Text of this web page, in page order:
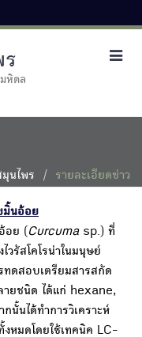
ร
หิดล
มุนไพร รายละเอียดข่าว
มิ้นอ้อย
อย (Curcumasp.) ที่
วรัสโคโรน่าในมนุษย์
ดสอบเตรียมสารสกัด
ายชนิด ได้แก่ hexane,
นได้ทำการวิเคราะห์
หมดโดยใช้เทคนิค LC-